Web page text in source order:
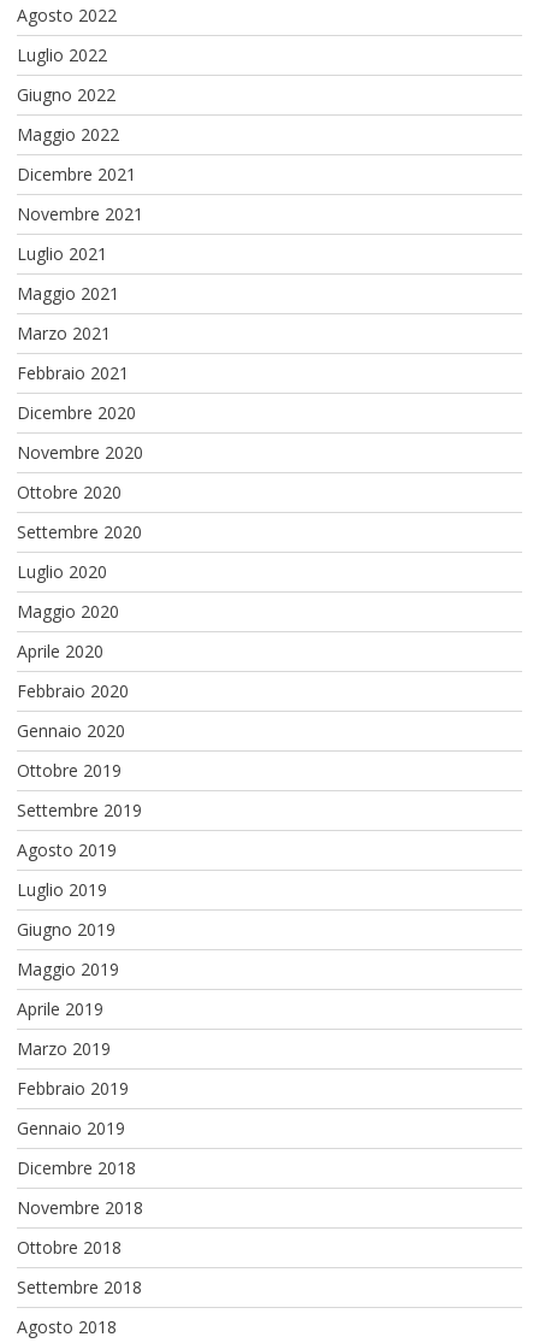
Agosto 2022
Luglio 2022
Giugno 2022
Maggio 2022
Dicembre 2021
Novembre 2021
Luglio 2021
Maggio 2021
Marzo 2021
Febbraio 2021
Dicembre 2020
Novembre 2020
Ottobre 2020
Settembre 2020
Luglio 2020
Maggio 2020
Aprile 2020
Febbraio 2020
Gennaio 2020
Ottobre 2019
Settembre 2019
Agosto 2019
Luglio 2019
Giugno 2019
Maggio 2019
Aprile 2019
Marzo 2019
Febbraio 2019
Gennaio 2019
Dicembre 2018
Novembre 2018
Ottobre 2018
Settembre 2018
Agosto 2018